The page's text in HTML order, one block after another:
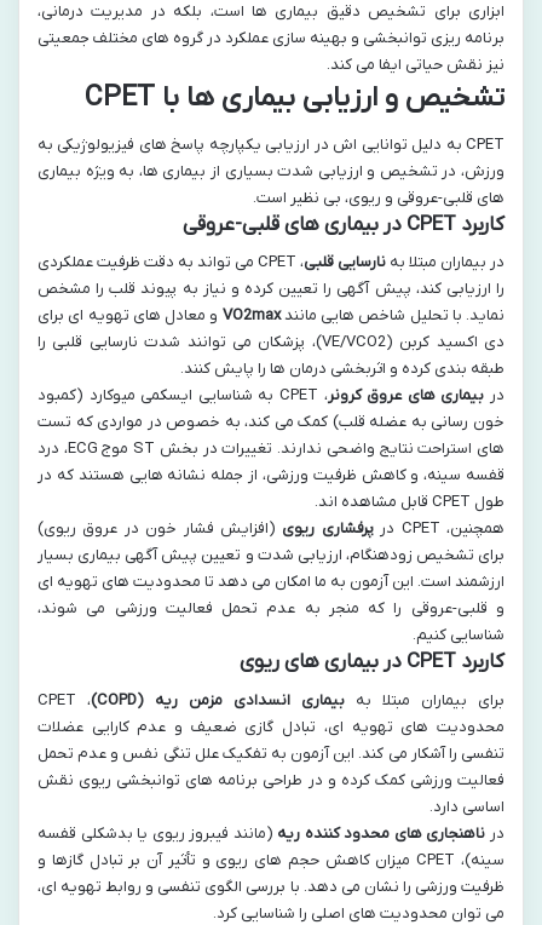
ابزاری برای تشخیص دقیق بیماری ها است، بلکه در مدیریت درمانی،
برنامه ریزی توانبخشی و بهینه سازی عملکرد در گروه های مختلف جمعیتی
نیز نقش حیاتی ایفا می کند.
تشخیص و ارزیابی بیماری ها با CPET
CPET به دلیل توانایی اش در ارزیابی یکپارچه پاسخ های فیزیولوژیکی به
ورزش، در تشخیص و ارزیابی شدت بسیاری از بیماری ها، به ویژه بیماری
های قلبی-عروقی و ریوی، بی نظیر است.
کاربرد CPET در بیماری های قلبی-عروقی
در بیماران مبتلا به نارسایی قلبی
، CPET می تواند به دقت ظرفیت عملکردی
را ارزیابی کند، پیش آگهی را تعیین کرده و نیاز به پیوند قلب را مشخص
نماید. با تحلیل شاخص هایی مانندVO2max و معادل های تهویه ای برای
دی اکسید کربن (VE/VCO2)، پزشکان می توانند شدت نارسایی قلبی را
طبقه بندی کرده و اثربخشی درمان ها را پایش کنند.
در بیماری های عروق کرونر
، CPET به شناسایی ایسکمی میوکارد (کمبود
خون رسانی به عضله قلب) کمک می کند، به خصوص در مواردی که تست
های استراحت نتایج واضحی ندارند. تغییرات در بخش ST موج ECG، درد
قفسه سینه، و کاهش ظرفیت ورزشی، از جمله نشانه هایی هستند که در
طول CPET قابل مشاهده اند.
همچنین، CPET در
پرفشاری ریوی (افزایش فشار خون در عروق ریوی)
برای تشخیص زودهنگام، ارزیابی شدت و تعیین پیش آگهی بیماری بسیار
ارزشمند است. این آزمون به ما امکان می دهد تا محدودیت های تهویه ای
و قلبی-عروقی را که منجر به عدم تحمل فعالیت ورزشی می شوند،
شناسایی کنیم.
کاربرد CPET در بیماری های ریوی
برای بیماران مبتلا به بیماری انسدادی مزمن ریه (COPD)
، CPET
محدودیت های تهویه ای، تبادل گازی ضعیف و عدم کارایی عضلات
تنفسی را آشکار می کند. این آزمون به تفکیک علل تنگی نفس و عدم تحمل
فعالیت ورزشی کمک کرده و در طراحی برنامه های توانبخشی ریوی نقش
اساسی دارد.
در ناهنجاری های محدود کننده ریه (مانند فیبروز ریوی یا بدشکلی قفسه
سینه)، CPET میزان کاهش حجم های ریوی و تأثیر آن بر تبادل گازها و
ظرفیت ورزشی را نشان می دهد. با بررسی الگوی تنفسی و روابط تهویه ای،
می توان محدودیت های اصلی را شناسایی کرد.